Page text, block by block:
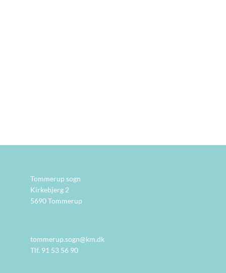
Tommerup sogn
Kirkebjerg 2
5690 Tommerup
tommerup.sogn@km.dk
Tlf. 91 53 56 90